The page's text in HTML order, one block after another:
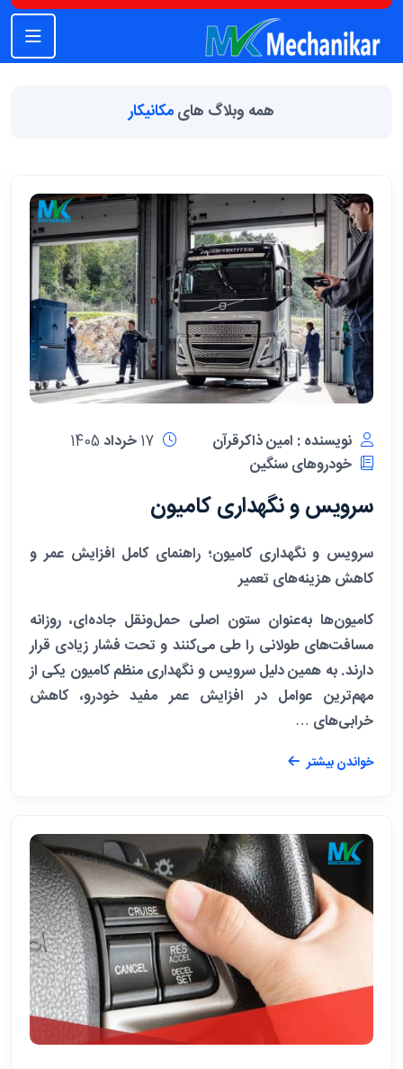
همه وبلاگ هایمکانیکار
نویسنده : امین ذاکرقرآن
17 خرداد 1405
خودروهای سنگین
سرویس و نگهداری کامیون
سرویس و نگهداری کامیون؛ راهنمای کامل افزایش عمر و
کاهش هزینه‌های تعمیر
کامیون‌ها به‌عنوان ستون اصلی حمل‌ونقل جاده‌ای، روزانه
مسافت‌های طولانی را طی می‌کنند و تحت فشار زیادی قرار
دارند. به همین دلیل سرویس و نگهداری منظم کامیون یکی از
مهم‌ترین عوامل در افزایش عمر مفید خودرو، کاهش
خرابی‌های …
خواندن بیشتر